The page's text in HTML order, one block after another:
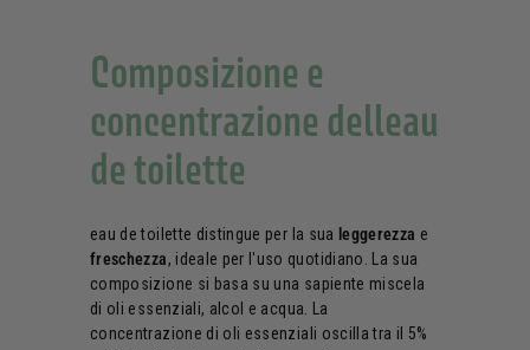
Composizione e
concentrazione delleau
de toilette
eau de toilette distingue per la sua leggerezza e
freschezza, ideale per l'uso quotidiano. La sua
composizione si basa su una sapiente miscela
di oli essenziali, alcol e acqua. La
concentrazione di oli essenziali oscilla tra il 5%